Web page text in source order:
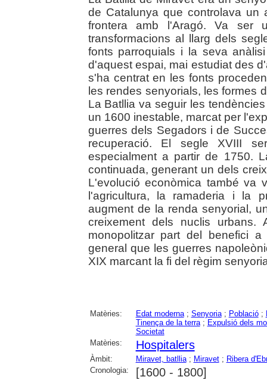
de Catalunya que controlava
frontera amb l'Aragó. Va ser
transformacions al llarg dels
fonts parroquials i la seva
d'aquest espai, mai estudiat des
s'ha centrat en les fonts
les rendes senyorials, les formes
La Batllia va seguir les
un 1600 inestable, marcat per
guerres dels Segadors i de
recuperació. El segle XVIII
especialment a partir de 1750.
continuada, generant un dels
L'evolució econòmica també va
l'agricultura, la ramaderia i la
augment de la renda senyorial,
creixement dels nuclis urbans.
monopolitzar part del benefici
general que les guerres
XIX marcant la fi del règim
Matèries: Edat moderna; Senyoria; Població;
Tinença de la terra; Expulsió dels
Societat
Matèries:
Hospitalers
Àmbit: Miravet, batllia; Miravet; Ribera
Cronologia:
[1600 - 1800]